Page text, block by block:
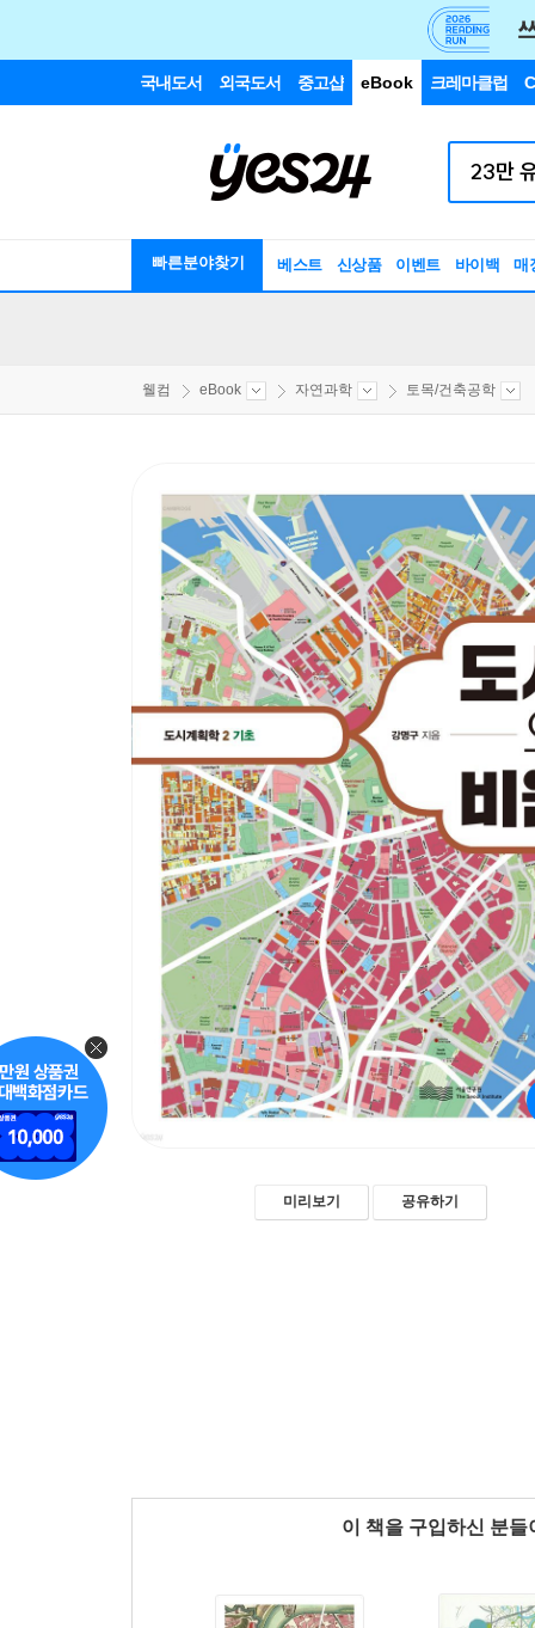
국내도서 외국도서 중고샵 eBook 크레마클럽
빠른분야찾기 베스트 신상품 이벤트 바이백 매
웰컴 eBook 자연과학 토목/건축공학
미리보기 공유하기
이 책을 구입하신 분